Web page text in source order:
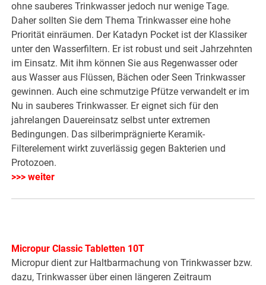
ohne sauberes Trinkwasser jedoch nur wenige Tage.
Daher sollten Sie dem Thema Trinkwasser eine hohe
Priorität einräumen. Der Katadyn Pocket ist der Klassiker
unter den Wasserfiltern. Er ist robust und seit Jahrzehnten
im Einsatz. Mit ihm können Sie aus Regenwasser oder
aus Wasser aus Flüssen, Bächen oder Seen Trinkwasser
gewinnen. Auch eine schmutzige Pfütze verwandelt er im
Nu in sauberes Trinkwasser. Er eignet sich für den
jahrelangen Dauereinsatz selbst unter extremen
Bedingungen. Das silberimprägnierte Keramik-
Filterelement wirkt zuverlässig gegen Bakterien und
Protozoen.
>>> weiter
Micropur Classic Tabletten 10T
Micropur dient zur Haltbarmachung von Trinkwasser bzw.
dazu, Trinkwasser über einen längeren Zeitraum